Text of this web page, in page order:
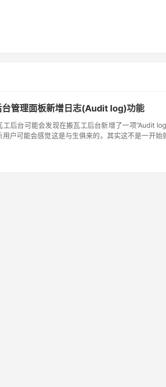
管理面板新增日志(Audit log)功能
后台可能会发现在搬瓦工后台新增了一项”Audit
户可能会感觉这是与生俱来的。其实这不是一开始